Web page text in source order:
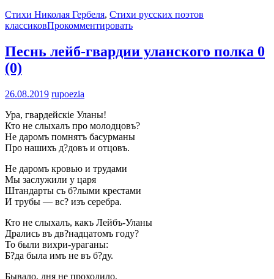
Стихи Николая Гербеля, Стихи русских поэтов
классиковПрокомментировать
Песнь лейб-гвардии уланского полка 0
(0)
26.08.2019 rupoezia
Ура, гвардейскіе Уланы!
Кто не слыхалъ про молодцовъ?
Не даромъ помнятъ басурманы
Про нашихъ д?довъ и отцовъ.
Не даромъ кровью и трудами
Мы заслужили у царя
Штандарты съ б?лыми крестами
И трубы — вс? изъ серебра.
Кто не слыхалъ, какъ Лейбъ-Уланы
Дрались въ дв?надцатомъ году?
То были вихри-ураганы:
Б?да была имъ не въ б?ду.
Бывало, дня не проходило,